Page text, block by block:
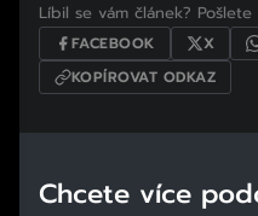
Líbil se vám článek?
FACEBOOK X
KOPÍROVAT ODKAZ
Chcete více